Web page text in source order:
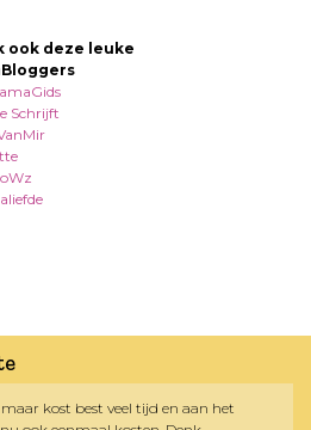
ook deze leuke
Schrijft
kost best veel tijd en aan het